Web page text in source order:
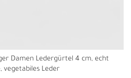
Damen Ledergürtel 4 cm, echt
vegetabiles Leder